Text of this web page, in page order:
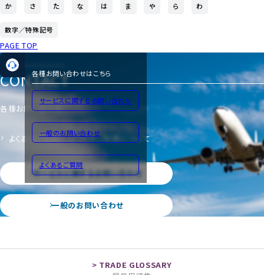
か さ た な は ま や ら わ
数字／特殊記号
PAGE TOP
各種お問い合わせはこちら
サービスに関するお問い合わせ
一般のお問い合わせ
よくあるご質問
CONTACT
各種お問い合わせ
よくあるご質問 サイトのご利用について
サービスに関するお問い合わせ
一般のお問い合わせ